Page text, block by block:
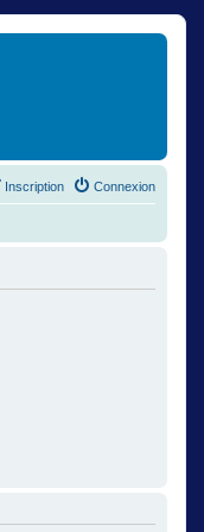
Connexion
Inscription